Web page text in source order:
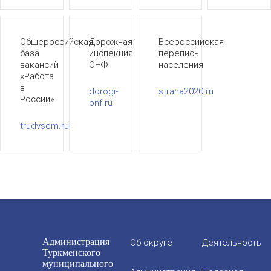
Общероссийская
база
вакансий
«Работа
в
России»
trudvsem.ru
Дорожная
инспекция
ОНФ
dorogi-
onf.ru
Всероссийская
перепись
населения
strana2020.ru
Администрация
Туркменского
муниципального
Об округе Деятельность